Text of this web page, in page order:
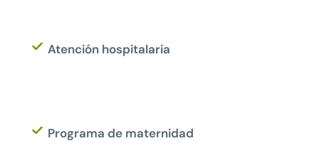
Atención hospitalaria
Programa de maternidad